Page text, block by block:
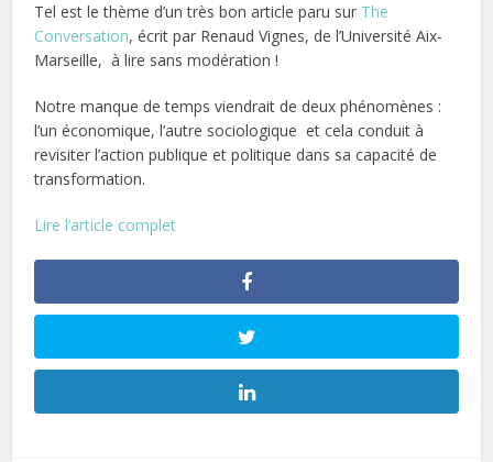
Tel est le thème d’un très bon article paru sur The
Conversation, écrit par Renaud Vignes, de l’Université Aix-
Marseille, à lire sans modération !
Notre manque de temps viendrait de deux phénomènes :
l’un économique, l’autre sociologique et cela conduit à
revisiter l’action publique et politique dans sa capacité de
transformation.
Lire l’article complet